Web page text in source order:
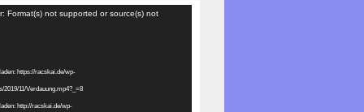
Format(s) not supported or source(s) not
https://racskai.de/wp-
2019/11/Verdauung.mp4?_=8
http://racskai.de/wp-